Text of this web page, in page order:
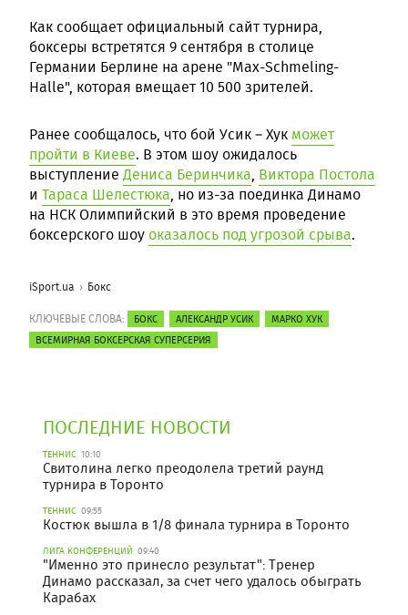
Как сообщает официальный сайт турнира,
боксеры встретятся 9 сентября в столице
Германии Берлине на арене "Max-Schmeling-
Halle", которая вмещает 10 500 зрителей.
Ранее сообщалось, что бой Усик – Хук может
пройти в Киеве. В этом шоу ожидалось
выступлениеДениса Беринчика, Виктора Постола
и Тараса Шелестюка, но из-за поединка Динамо
на НСК Олимпийский в это время проведение
боксерского шоу оказалось под угрозой срыва.
iSport.ua Бокс
КЛЮЧЕВЫЕ СЛОВА: БОКС АЛЕКСАНДР УСИК
МАРКО ХУК
ВСЕМИРНАЯ БОКСЕРСКАЯ СУПЕРСЕРИЯ
ПОСЛЕДНИЕ НОВОСТИ
ТЕННИС 10:10
Свитолина легко преодолела третий раунд
турнира в Торонто
ТЕННИС 09:55
Костюк вышла в 1/8 финала турнира в Торонто
ЛИГА КОНФЕРЕНЦИЙ 09:40
"Именно это принесло результат": Тренер
Динамо рассказал, за счет чего удалось обыграть
Карабах